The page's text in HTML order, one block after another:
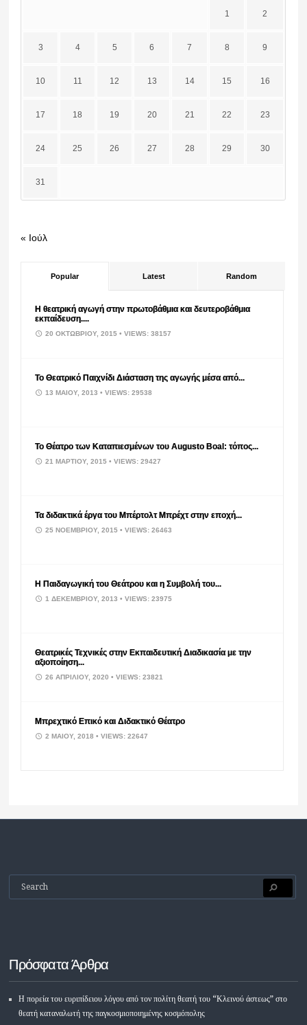
1 2
3 4 5 6 7 8 9
10 11 12 13 14 15 16
17 18 19 20 21 22 23
24 25 26 27 28 29 30
31
« Ιούλ
Popular Latest Random
Η θεατρική αγωγή στην πρωτοβάθμια και δευτεροβάθμια
εκπαίδευση....
20 ΟΚΤΩΒΡΊΟΥ, 2015• VIEWS: 38157
Το Θεατρικό Παιχνίδι Διάσταση της αγωγής μέσα από...
13 ΜΑΪ́ΟΥ, 2013• VIEWS: 29538
Το Θέατρο των Καταπιεσμένων του Augusto Boal: τόπος...
21 ΜΑΡΤΊΟΥ, 2015• VIEWS: 29427
Τα διδακτικά έργα του Μπέρτολτ Μπρέχτ στην εποχή...
25 ΝΟΕΜΒΡΊΟΥ, 2015• VIEWS: 26463
Η Παιδαγωγική του Θεάτρου και η Συμβολή του...
1 ΔΕΚΕΜΒΡΊΟΥ, 2013• VIEWS: 23975
Θεατρικές Τεχνικές στην Εκπαιδευτική Διαδικασία με την
αξιοποίηση...
26 ΑΠΡΙΛΊΟΥ, 2020• VIEWS: 23821
Μπρεχτικό Επικό και Διδακτικό Θέατρο
2 ΜΑΪ́ΟΥ, 2018• VIEWS: 22647
Πρόσφατα Άρθρα
Η πορεία του ευριπίδειου λόγου από τον πολίτη θεατή του “Κλεινού άστεως” στο
θεατή καταναλωτή της παγκοσμιοποιημένης κοσμόπολης